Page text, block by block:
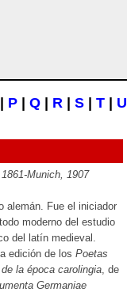
P Q R S T U
Munich, 1907
alemán. Fue el iniciador
moderno del estudio
del latín medieval.
edición de los Poetas
la época carolingia, de
Germaniae